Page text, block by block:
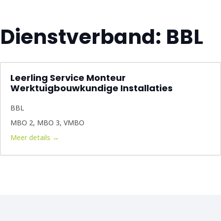
Dienstverband: BBL
Leerling Service Monteur
Werktuigbouwkundige Installaties
BBL
MBO 2 MBO 3 VMBO
Meer details